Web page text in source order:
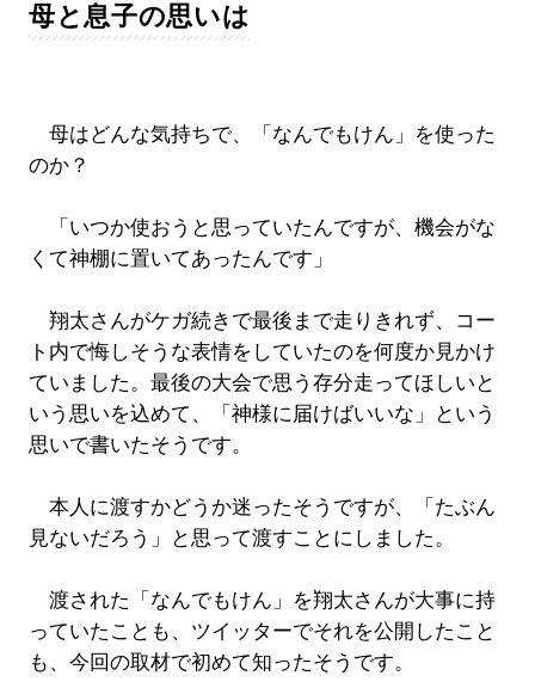
母と息子の思いは
母はどんな気持ちで、「なんでもけん」を使った
のか？
「いつか使おうと思っていたんですが、機会がな
くて神棚に置いてあったんです」
翔太さんがケガ続きで最後まで走りきれず、コー
ト内で悔しそうな表情をしていたのを何度か見かけ
ていました。最後の大会で思う存分走ってほしいと
いう思いを込めて、「神様に届けばいいな」という
思いで書いたそうです。
本人に渡すかどうか迷ったそうですが、「たぶん
見ないだろう」と思って渡すことにしました。
渡された「なんでもけん」を翔太さんが大事に持
っていたことも、ツイッターでそれを公開したこと
も、今回の取材で初めて知ったそうです。